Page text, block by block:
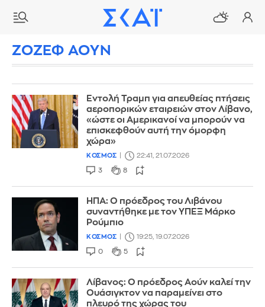
ΖΟΖΕΦ ΑΟΥΝ
Εντολή Τραμπ για απευθείας πτήσεις
αεροπορικών εταιρειών στον Λίβανο,
«ώστε οι Αμερικανοί να μπορούν να
επισκεφθούν αυτή την όμορφη
χώρα»
ΚΟΣΜΟΣ 22:41, 21.07.2026
3 8
ΗΠΑ: Ο πρόεδρος του Λιβάνου
συναντήθηκε με τον ΥΠΕΞ Μάρκο
Ρούμπιο
ΚΟΣΜΟΣ 19:25, 19.07.2026
0 5
Λίβανος: Ο πρόεδρος Αούν καλεί την
Ουάσιγκτον να παραμείνει στο
πλευρό της χώρας του